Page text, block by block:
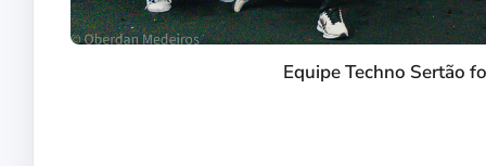
Equipe Techno Sertão